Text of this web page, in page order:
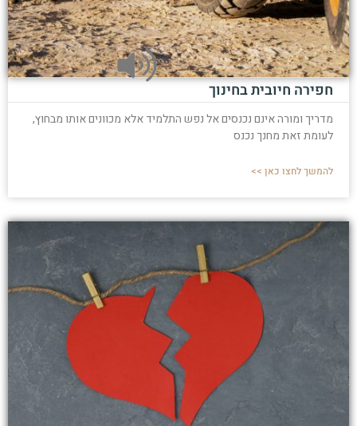
חפירה חיובית בחינוך
מדריך ומורה אינם נכנסים אל נפש התלמיד אלא מכוונים אותו מבחוץ,
לעומת זאת מחנך נכנס
להמשך לחצו כאן >>